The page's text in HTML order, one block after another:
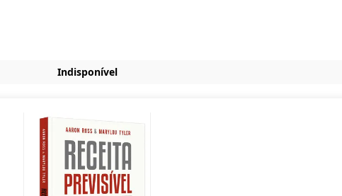
Indisponível